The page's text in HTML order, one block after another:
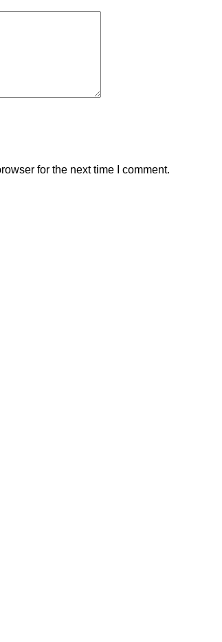
for the next time I comment.